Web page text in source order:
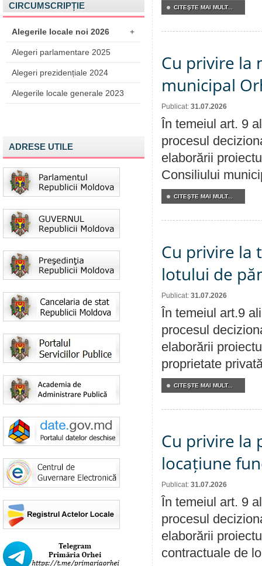
CIRCUMSCRIPȚIE
Alegerile locale noi 2026 +
Alegeri parlamentare 2025
Alegeri prezidențiale 2024
Alegerile locale generale 2023
ADRESE UTILE
CITEŞTE MAI MULT...
Cu privire la
municipal
Publicat: 31.07.2026
În temeiul art. 9
procesul
elaborării
Consiliului
CITEŞTE MAI MULT...
Cu privire la
lotului de
Publicat: 31.07.2026
În temeiul art.9
procesul
elaborării
proprietate
CITEŞTE MAI MULT...
Cu privire la
locațiune
Publicat: 31.07.2026
În temeiul art. 9
procesul
elaborării
contractuale de